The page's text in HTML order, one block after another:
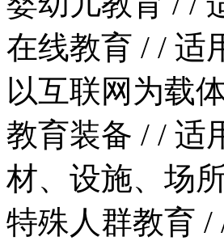
在线教育 / / 适
以互联网为载
教育装备 / / 适
材、设施、场
特殊人群教育 /